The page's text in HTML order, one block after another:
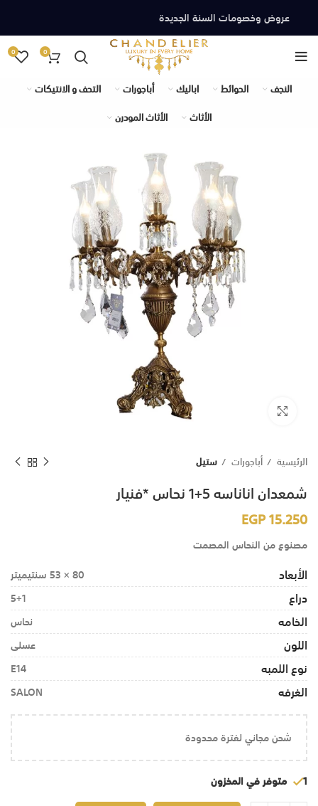
0
0
النجف الحوائط اباليك أباجورات
التحف و الانتيكات
الأثاث
الأثاث المودرن
الرئيسية أباجورات ستيل
شمعدان اناناسه 5+1 نحاس *فنيار
EGP15.250
مصنوع من النحاس المصمت
الأبعاد 80 × 53 سنتيميتر
دراع 5+1
الخامه نحاس
اللون عسلى
نوع اللمبه E14
الغرفه SALON
شحن مجاني لفترة محدودة
1 متوفر في المخزون
عروض وخصومات السنة الجديدة